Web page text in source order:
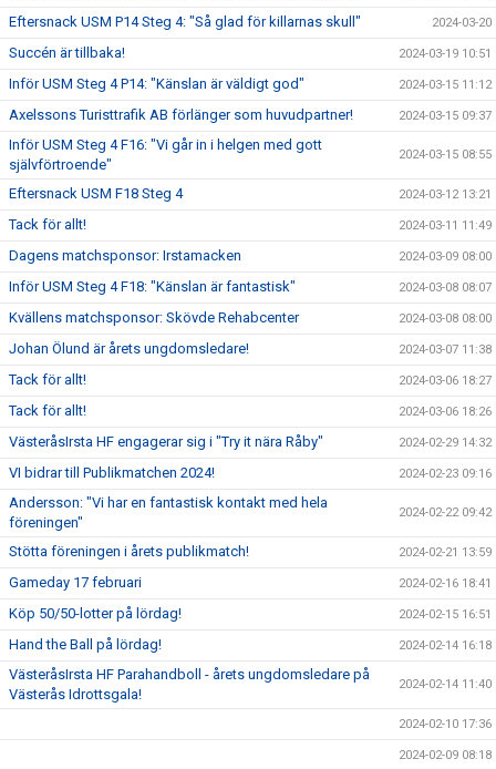
Eftersnack USM P14 Steg 4: "Så glad för killarnas skull" 2024-03-20
Succén är tillbaka! 2024-03-19 10:51
Inför USM Steg 4 P14: "Känslan är väldigt god" 2024-03-15 11:12
Axelssons Turisttrafik AB förlänger som huvudpartner! 2024-03-15 09:37
Inför USM Steg 4 F16: "Vi går in i helgen med gott
självförtroende"
2024-03-15 08:55
Eftersnack USM F18 Steg 4 2024-03-12 13:21
Tack för allt! 2024-03-11 11:49
Dagens matchsponsor: Irstamacken 2024-03-09 08:00
Inför USM Steg 4 F18: "Känslan är fantastisk" 2024-03-08 08:07
Kvällens matchsponsor: Skövde Rehabcenter 2024-03-08 08:00
Johan Ölund är årets ungdomsledare! 2024-03-07 11:38
Tack för allt! 2024-03-06 18:27
Tack för allt! 2024-03-06 18:26
VästeråsIrsta HF engagerar sig i "Try it nära Råby" 2024-02-29 14:32
VI bidrar till Publikmatchen 2024! 2024-02-23 09:16
Andersson: "Vi har en fantastisk kontakt med hela
föreningen"
2024-02-22 09:42
Stötta föreningen i årets publikmatch! 2024-02-21 13:59
Gameday 17 februari 2024-02-16 18:41
Köp 50/50-lotter på lördag! 2024-02-15 16:51
Hand the Ball på lördag! 2024-02-14 16:18
VästeråsIrsta HF Parahandboll - årets ungdomsledare på
Västerås Idrottsgala!
2024-02-14 11:40
2024-02-10 17:36
2024-02-09 08:18